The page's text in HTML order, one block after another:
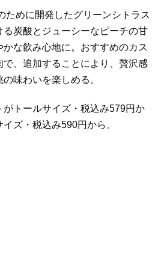
ために開発したグリーンシトラス
炭酸とジューシーなピーチの甘
な飲み心地に。おすすめのカス
で、追加することにより、贅沢感
味わいを楽しめる。
トールサイズ・税込み579円か
ズ・税込み590円から。